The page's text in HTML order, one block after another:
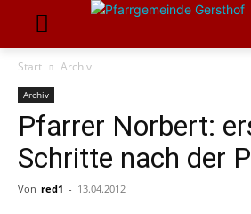
Start Archiv
Archiv
Pfarrer Norbert:
Schritte nach der
Von red1 - 13.04.2012